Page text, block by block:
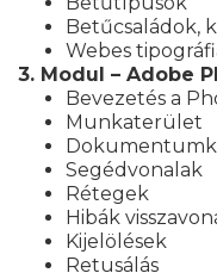
Betűcsaládok,
Webes
3. Modul – Adobe
Bevezetés a
Munkaterület
Segédvonalak
Rétegek
Hibák
Kijelölések
Retusálás